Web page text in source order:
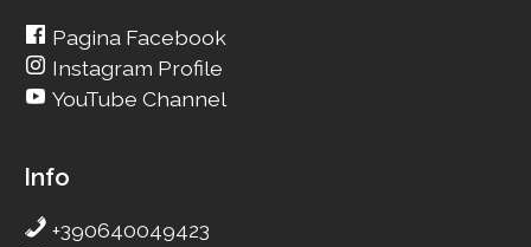
Pagina Facebook
Instagram Profile
YouTube Channel
Info
+390640049423